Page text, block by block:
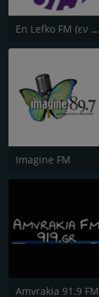
En Lefko FM (εν λευκω)
Imagine FM
Amvrakia 91.9 FM